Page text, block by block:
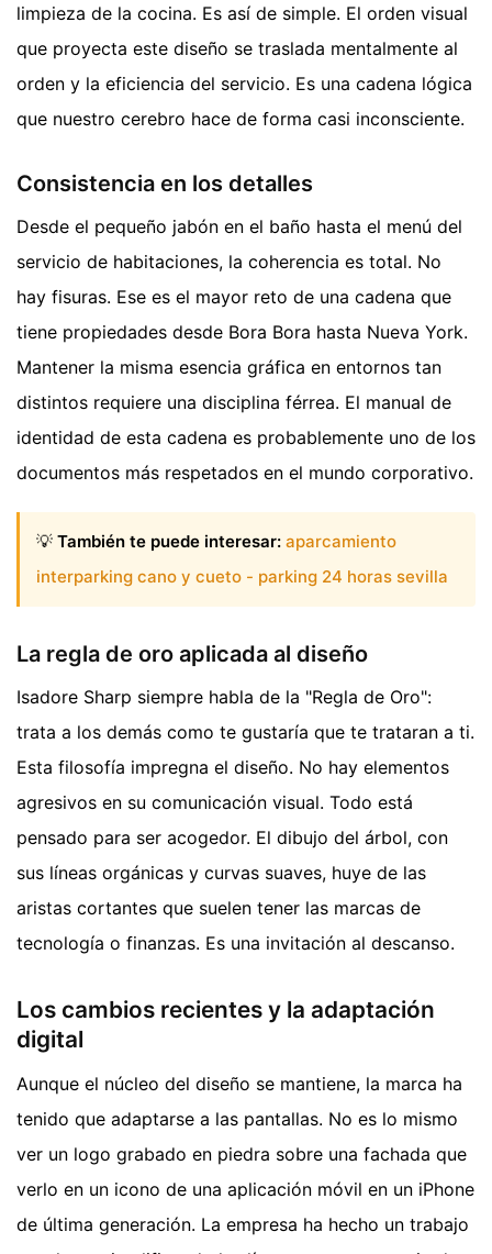
limpieza de la cocina. Es así de simple. El orden visual
que proyecta este diseño se traslada mentalmente al
orden y la eficiencia del servicio. Es una cadena lógica
que nuestro cerebro hace de forma casi inconsciente.
Consistencia en los detalles
Desde el pequeño jabón en el baño hasta el menú del
servicio de habitaciones, la coherencia es total. No
hay fisuras. Ese es el mayor reto de una cadena que
tiene propiedades desde Bora Bora hasta Nueva York.
Mantener la misma esencia gráfica en entornos tan
distintos requiere una disciplina férrea. El manual de
identidad de esta cadena es probablemente uno de los
documentos más respetados en el mundo corporativo.
💡 También te puede interesar: aparcamiento
interparking cano y cueto - parking 24 horas sevilla
La regla de oro aplicada al diseño
Isadore Sharp siempre habla de la "Regla de Oro":
trata a los demás como te gustaría que te trataran a ti.
Esta filosofía impregna el diseño. No hay elementos
agresivos en su comunicación visual. Todo está
pensado para ser acogedor. El dibujo del árbol, con
sus líneas orgánicas y curvas suaves, huye de las
aristas cortantes que suelen tener las marcas de
tecnología o finanzas. Es una invitación al descanso.
Los cambios recientes y la adaptación
digital
Aunque el núcleo del diseño se mantiene, la marca ha
tenido que adaptarse a las pantallas. No es lo mismo
ver un logo grabado en piedra sobre una fachada que
verlo en un icono de una aplicación móvil en un iPhone
de última generación. La empresa ha hecho un trabajo